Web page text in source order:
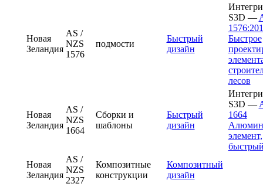
Новая
Зеландия
AS /
NZS
1576
подмости
Быстрый
дизайн
S3D —
Быстрое
лесов
Новая
Зеландия
AS /
NZS
1664
Сборки и
шаблоны
Быстрый
дизайн
S3D —
1664
элемент,
Новая
Зеландия
AS /
NZS
2327
Композитные
конструкции
Композитный
дизайн